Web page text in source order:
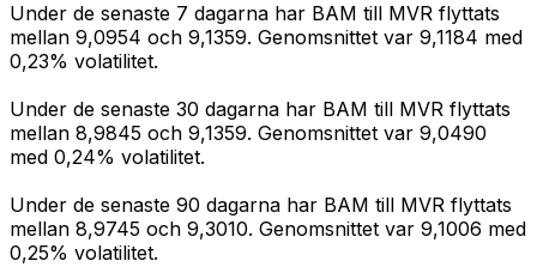
Under de senaste 7 dagarna har BAM till MVR flyttats
mellan 9,0954 och 9,1359. Genomsnittet var 9,1184 med
0,23% volatilitet.
Under de senaste 30 dagarna har BAM till MVR flyttats
mellan 8,9845 och 9,1359. Genomsnittet var 9,0490
med 0,24% volatilitet.
Under de senaste 90 dagarna har BAM till MVR flyttats
mellan 8,9745 och 9,3010. Genomsnittet var 9,1006 med
0,25% volatilitet.